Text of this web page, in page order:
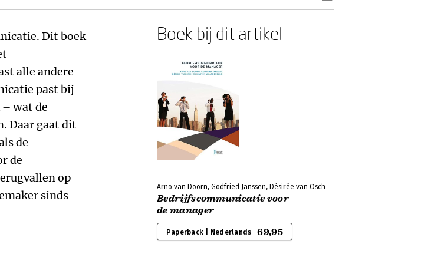
Dit boek
alle andere
past bij
wat de
Daar gaat dit
de
de
op
sinds
Boek bij dit artikel
Arno van Doorn, Godfried Janssen, Désirée van Osch
Bedrijfscommunicatie voor
de manager
Paperback | Nederlands 69,95